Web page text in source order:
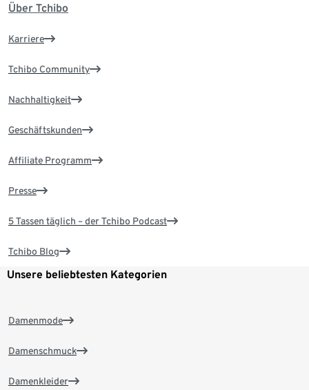
Über Tchibo
Karriere
Tchibo Community
Nachhaltigkeit
Geschäftskunden
Affiliate Programm
Presse
5 Tassen täglich – der Tchibo Podcast
Tchibo Blog
Unsere beliebtesten Kategorien
Damenmode
Damenschmuck
Damenkleider